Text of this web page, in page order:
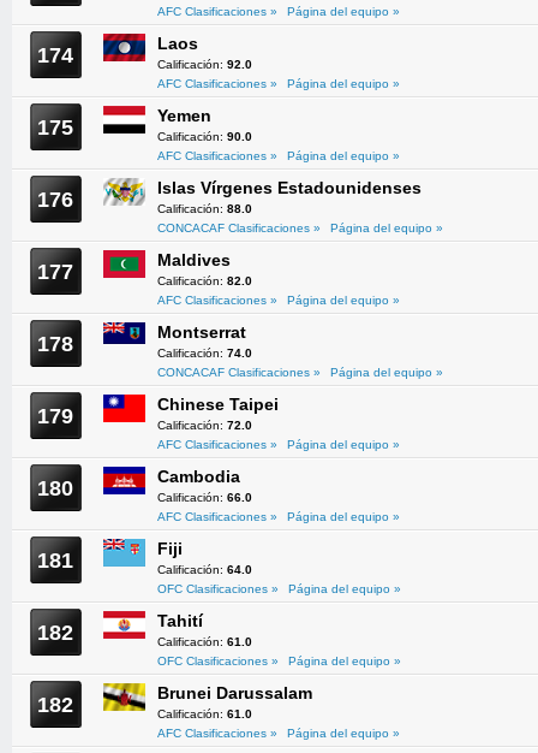
AFC Clasificaciones »
Página del equipo »
174 Laos
Calificación: 92.0
AFC Clasificaciones »
Página del equipo »
175 Yemen
Calificación: 90.0
AFC Clasificaciones »
Página del equipo »
176 Islas Vírgenes Estadounidenses
Calificación: 88.0
CONCACAF Clasificaciones »
Página del equipo »
177 Maldives
Calificación: 82.0
AFC Clasificaciones »
Página del equipo »
178 Montserrat
Calificación: 74.0
CONCACAF Clasificaciones »
Página del equipo »
179 Chinese Taipei
Calificación: 72.0
AFC Clasificaciones »
Página del equipo »
180 Cambodia
Calificación: 66.0
AFC Clasificaciones »
Página del equipo »
181 Fiji
Calificación: 64.0
OFC Clasificaciones »
Página del equipo »
182 Tahití
Calificación: 61.0
OFC Clasificaciones »
Página del equipo »
182 Brunei Darussalam
Calificación: 61.0
AFC Clasificaciones »
Página del equipo »